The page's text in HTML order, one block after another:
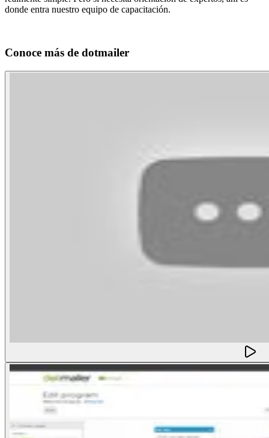
donde entra nuestro equipo de capacitación.
Conoce más de dotmailer